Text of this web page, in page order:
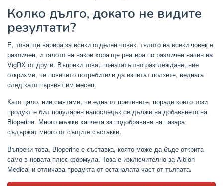
Колко дълго, докато не видите
резултати?
Е, това ще варира за всеки отделен човек. тялото на всеки човек е
различен, и тялото на някои хора ще реагира по различен начин на
VigRX от други. Въпреки това, по-нататъшно разглеждане, ние
открихме, че повечето потребители да изпитат ползите, веднага
след като първият им месец.
Като цяло, ние смятаме, че една от причините, поради които този
продукт е бил популярен напоследък се дължи на добавянето на
Bioperine. Много мъжки хапчета за подобряване на пазара
съдържат много от същите съставки.
Въпреки това, Bioperine е съставка, която може да бъде открита
само в новата плюс формула. Това е изключително за Albion
Medical и отличава продукта от останалата част от тълпата.